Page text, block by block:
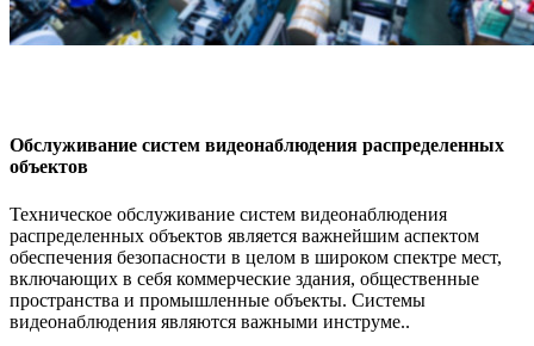
Обслуживание систем видеонаблюдения распределенных
объектов
Техническое обслуживание систем видеонаблюдения
распределенных объектов является важнейшим аспектом
обеспечения безопасности в целом в широком спектре мест,
включающих в себя коммерческие здания, общественные
пространства и промышленные объекты. Системы
видеонаблюдения являются важными инструме..